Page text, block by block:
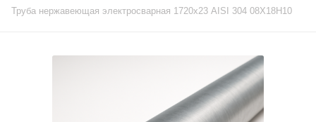
Труба нержавеющая электросварная 1720х23 AISI 304 08Х18Н10